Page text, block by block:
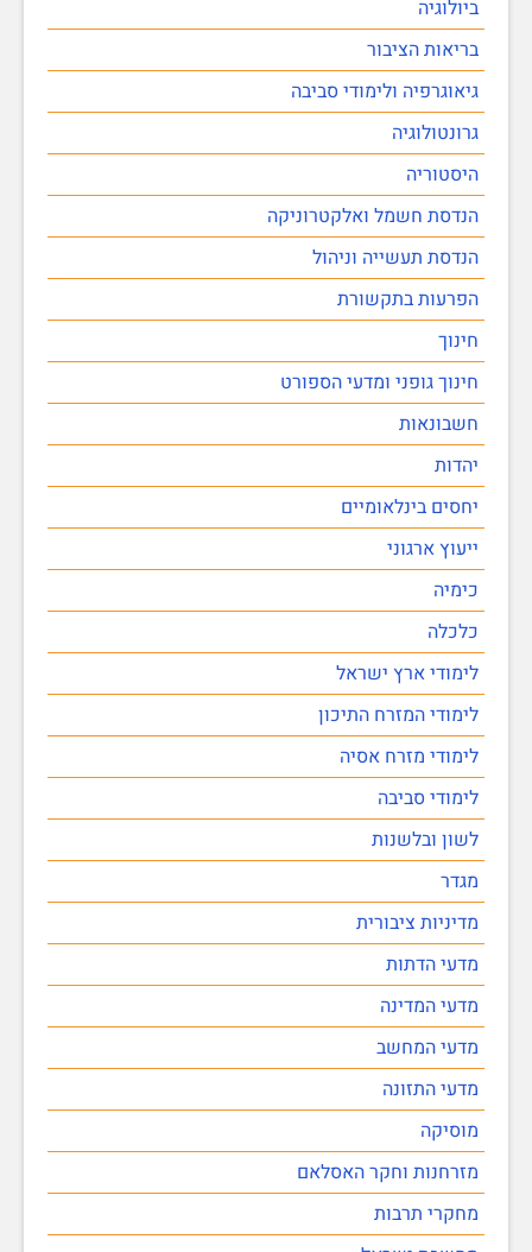
ביולוגיה
בריאות הציבור
גיאוגרפיה ולימודי סביבה
גרונטולוגיה
היסטוריה
הנדסת חשמל ואלקטרוניקה
הנדסת תעשייה וניהול
הפרעות בתקשורת
חינוך
חינוך גופני ומדעי הספורט
חשבונאות
יהדות
יחסים בינלאומיים
ייעוץ ארגוני
כימיה
כלכלה
לימודי ארץ ישראל
לימודי המזרח התיכון
לימודי מזרח אסיה
לימודי סביבה
לשון ובלשנות
מגדר
מדיניות ציבורית
מדעי הדתות
מדעי המדינה
מדעי המחשב
מדעי התזונה
מוסיקה
מזרחנות וחקר האסלאם
מחקרי תרבות